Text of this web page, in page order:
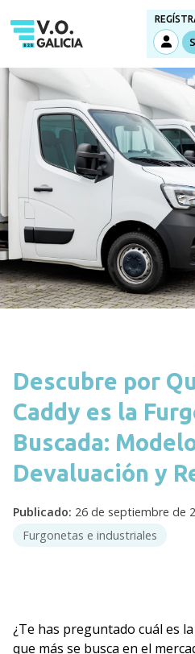
Descubre por
Caddy es la
Buscada:
Devaluación y
Publicado: 26 de septiembre de
Furgonetas e industriales
¿Te has preguntado cuál es
que más se busca en el